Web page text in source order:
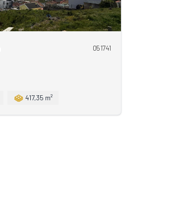
051741
417,35 m²